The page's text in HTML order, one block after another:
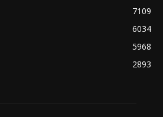
7109
6034
5968
2893